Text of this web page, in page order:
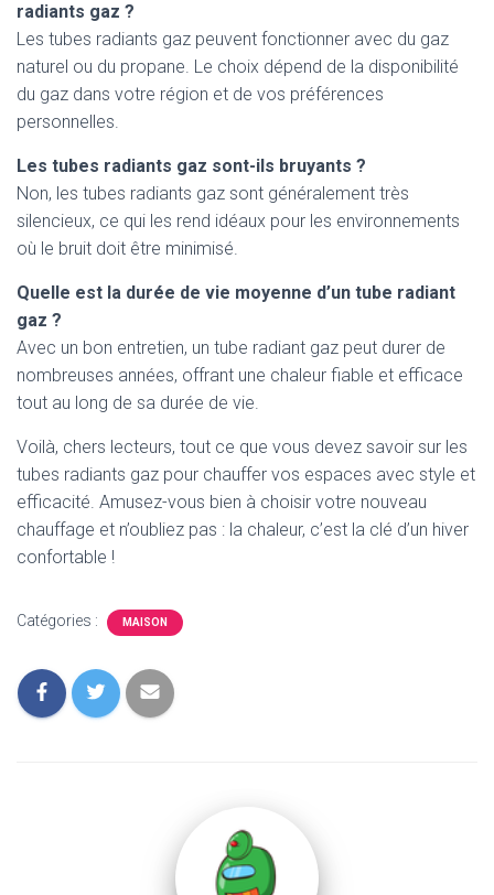
radiants gaz ?
Les tubes radiants gaz peuvent fonctionner avec du gaz
naturel ou du propane. Le choix dépend de la disponibilité
du gaz dans votre région et de vos préférences
personnelles.
Les tubes radiants gaz sont-ils bruyants ?
Non, les tubes radiants gaz sont généralement très
silencieux, ce qui les rend idéaux pour les environnements
où le bruit doit être minimisé.
Quelle est la durée de vie moyenne d’un tube radiant
gaz ?
Avec un bon entretien, un tube radiant gaz peut durer de
nombreuses années, offrant une chaleur fiable et efficace
tout au long de sa durée de vie.
Voilà, chers lecteurs, tout ce que vous devez savoir sur les
tubes radiants gaz pour chauffer vos espaces avec style et
efficacité. Amusez-vous bien à choisir votre nouveau
chauffage et n’oubliez pas : la chaleur, c’est la clé d’un hiver
confortable !
Catégories : MAISON